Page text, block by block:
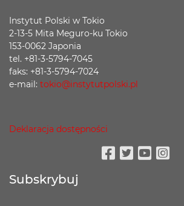
Instytut Polski w Tokio
2-13-5 Mita Meguro-ku Tokio
153-0062 Japonia
tel. +81-3-5794-7045
faks: +81-3-5794-7024
e-mail: tokio@instytutpolski.pl
Deklaracja dostępności
Subskrybuj